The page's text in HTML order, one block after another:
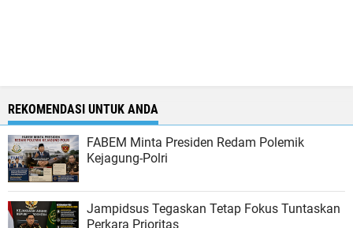
REKOMENDASI UNTUK ANDA
FABEM Minta Presiden Redam Polemik
Kejagung-Polri
Jampidsus Tegaskan Tetap Fokus Tuntaskan
Perkara Prioritas